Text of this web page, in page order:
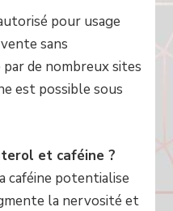
pour usage
sans
de nombreux sites
est possible sous
et caféine ?
caféine potentialise
la nervosité et